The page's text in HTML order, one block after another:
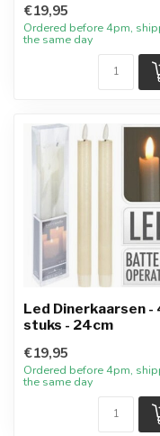
€19,95
Ordered before 4pm,
the same day
Led Dinerkaarsen -
stuks - 24cm
€19,95
Ordered before 4pm,
the same day